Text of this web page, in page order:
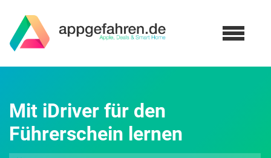
Mit iDriver für den
Führerschein lernen